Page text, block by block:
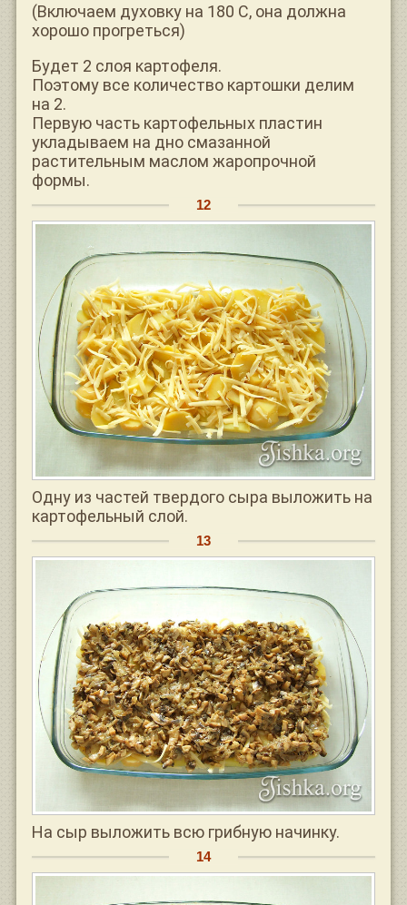
(Включаем духовку на 180 С, она должна
хорошо прогреться)
Будет 2 слоя картофеля.
Поэтому все количество картошки делим
на 2.
Первую часть картофельных пластин
укладываем на дно смазанной
растительным маслом жаропрочной
формы.
Одну из частей твердого сыра выложить на
картофельный слой.
На сыр выложить всю грибную начинку.